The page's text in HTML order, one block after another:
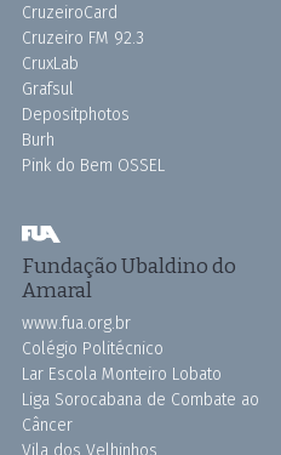
CruzeiroCard
Cruzeiro FM 92.3
CruxLab
Grafsul
Depositphotos
Burh
Pink do Bem OSSEL
Fundação Ubaldino do
Amaral
www.fua.org.br
Colégio Politécnico
Lar Escola Monteiro Lobato
Liga Sorocabana de Combate ao
Câncer
Vila dos Velhinhos